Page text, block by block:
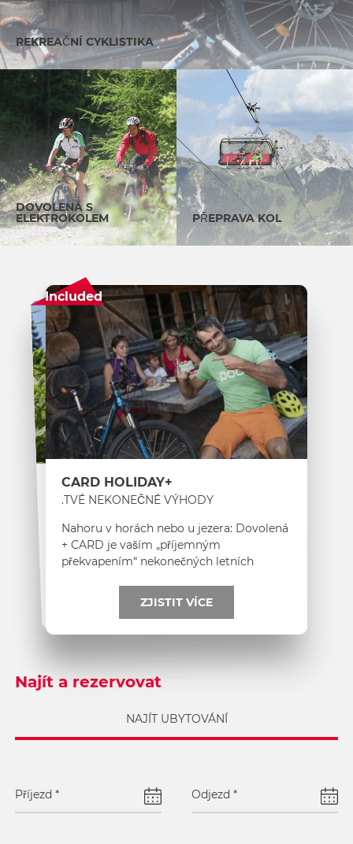
REKREAČNÍ CYKLISTIKA
DOVOLENÁ S
ELEKTROKOLEM PŘEPRAVA KOL
Included
+CARD HOLIDAY
TVÉ NEKONEČNÉ VÝHODY.
Nahoru v horách nebo u jezera: Dovolená
+ CARD je vaším „příjemným
překvapením“ nekonečných letních
ZJISTIT VÍCE
GÄSTECARD BASIC
VÝHODNÁ KARTA PRO HOLIDAY HOSTY
S kartou GuestCard Basic budou vaše
prázdniny ještě zábavnější
.
ZJISTIT VÍCE
Najít a rezervovat
NAJÍT UBYTOVÁNÍ
Příjezd * Odjezd *